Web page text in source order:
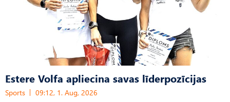
Estere Volfa apliecina savas līderpozīcijas
Sports 09:12, 1. Aug, 2026